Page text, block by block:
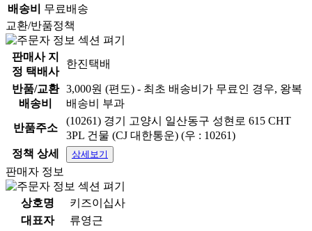
배송비
무료배송
교환/반품정책
판매사 지
정 택배사
한진택배
반품/교환
배송비
3,000원 (편도) - 최초 배송비가 무료인 경우, 왕복
배송비 부과
반품주소
(10261) 경기 고양시 일산동구 성현로 615 CHT
3PL 건물 (CJ 대한통운) (우 : 10261)
정책 상세
상세보기
판매자 정보
상호명
키즈이십사
대표자
류영근